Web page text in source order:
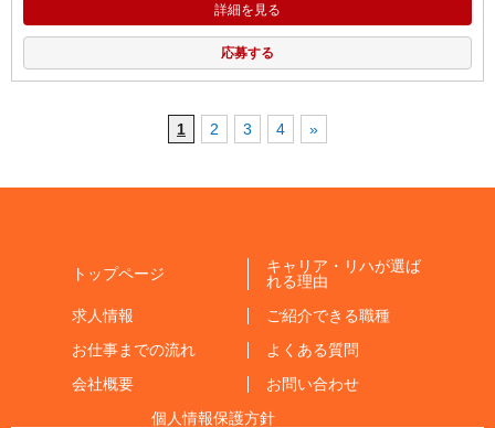
詳細を見る
応募する
1 2 3 4 »
トップページ
キャリア・リハが選ば
れる理由
求人情報
ご紹介できる職種
お仕事までの流れ
よくある質問
会社概要
お問い合わせ
個人情報保護方針